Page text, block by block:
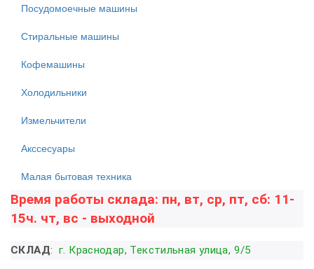
Посудомоечные машины
Стиральные машины
Кофемашины
Холодильники
Измельчители
Акссесуары
Малая бытовая техника
Время работы склада: пн, вт, ср, пт, сб: 11-
15ч. чт, вс - выходной
СКЛАД: г. Краснодар, Текстильная улица, 9/5